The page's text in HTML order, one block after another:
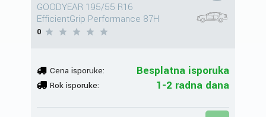
GOODYEAR 195/55 R16
EfficientGrip Performance 87H
0
Cena isporuke: Besplatna isporuka
Rok isporuke: 1-2 radna dana